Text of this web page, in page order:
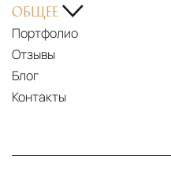
ОБЩЕЕ
Портфолио
Отзывы
Блог
Контакты